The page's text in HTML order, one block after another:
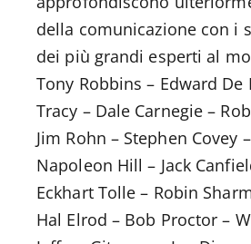
della comunicazione con i
dei più grandi esperti al
Tony Robbins – Edward De
Tracy – Dale Carnegie –
Jim Rohn – Stephen Covey
Napoleon Hill – Jack
Eckhart Tolle – Robin
Hal Elrod – Bob Proctor –